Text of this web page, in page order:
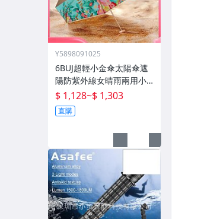
Y5898091025
6BUJ超輕小金傘太陽傘遮
陽防紫外線女晴雨兩用小
巧便攜 五折傘
$ 1,128~$ 1,303
直購